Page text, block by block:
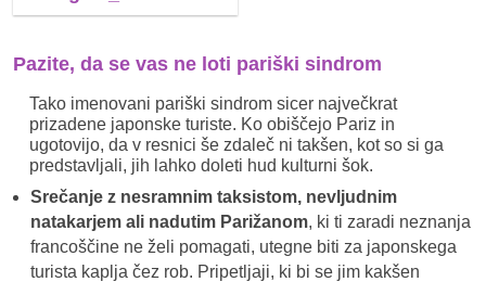
Pazite, da se vas ne loti pariški sindrom
Tako imenovani pariški sindrom sicer največkrat
prizadene japonske turiste. Ko obiščejo Pariz in
ugotovijo, da v resnici še zdaleč ni takšen, kot so si ga
predstavljali, jih lahko doleti hud kulturni šok.
Srečanje z nesramnim taksistom, nevljudnim
natakarjem ali nadutim Parižanom, ki ti zaradi neznanja
francoščine ne želi pomagati, utegne biti za japonskega
turista kaplja čez rob. Pripetljaji, ki bi se jim kakšen